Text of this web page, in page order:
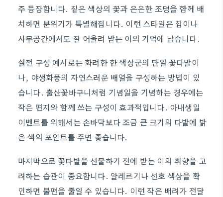
주 등장합니다. 짙은 색상의 꽃과 은은한 조명을 함께 배
치하면 분위기가 특별해집니다. 이런 스타일은 집이나
사무공간에서도 잘 어울려 받는 이의 기억에 남습니다.
실전 구성 예시로는 화려한 한 색상군의 단일 꽃다발이
나, 야생화풍의 자연스러운 배열을 구성하는 방법이 있
습니다. 출산꽃바구니처럼 기념일을 기념하는 경우에는
작은 편지와 함께 쓰는 구성이 효과적입니다. 아내생일
이벤트를 위해서는 손바닥보다 조금 큰 크기의 다발에 밝
은 색의 포인트를 주면 좋습니다.
마지막으로 꽃다발을 선물하기 전에 받는 이의 취향을 고
려하는 습관이 중요합니다. 알레르기나 선호 색상을 확
인하면 불편을 줄일 수 있습니다. 이런 작은 배려가 전달